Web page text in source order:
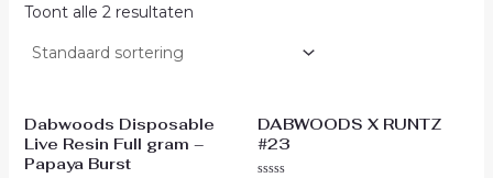
Toont alle 2 resultaten
Dabwoods Disposable
Live Resin Full gram –
Papaya Burst
DABWOODS X RUNTZ
#23